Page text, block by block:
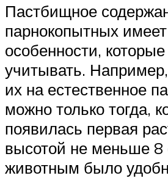
Пастбищное
парнокопытных
особенности,
учитывать.
их на естественное
можно только тогда,
появилась первая
высотой не меньше 8
животным было